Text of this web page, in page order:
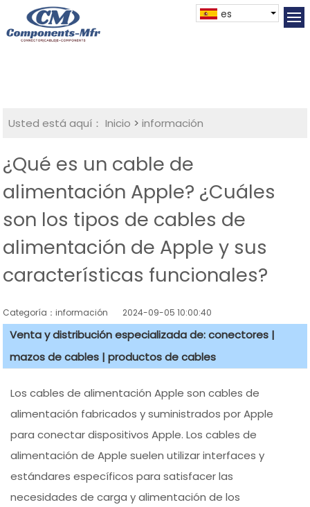
es
Usted está aquí： Inicio >información
¿Qué es un cable de
alimentación Apple? ¿Cuáles
son los tipos de cables de
alimentación de Apple y sus
características funcionales?
Categoría：información 2024-09-05 10:00:40
Venta y distribución especializada de: conectores |
mazos de cables | productos de cables
Los cables de alimentación Apple son cables de
alimentación fabricados y suministrados por Apple
para conectar dispositivos Apple. Los cables de
alimentación de Apple suelen utilizar interfaces y
estándares específicos para satisfacer las
necesidades de carga y alimentación de los